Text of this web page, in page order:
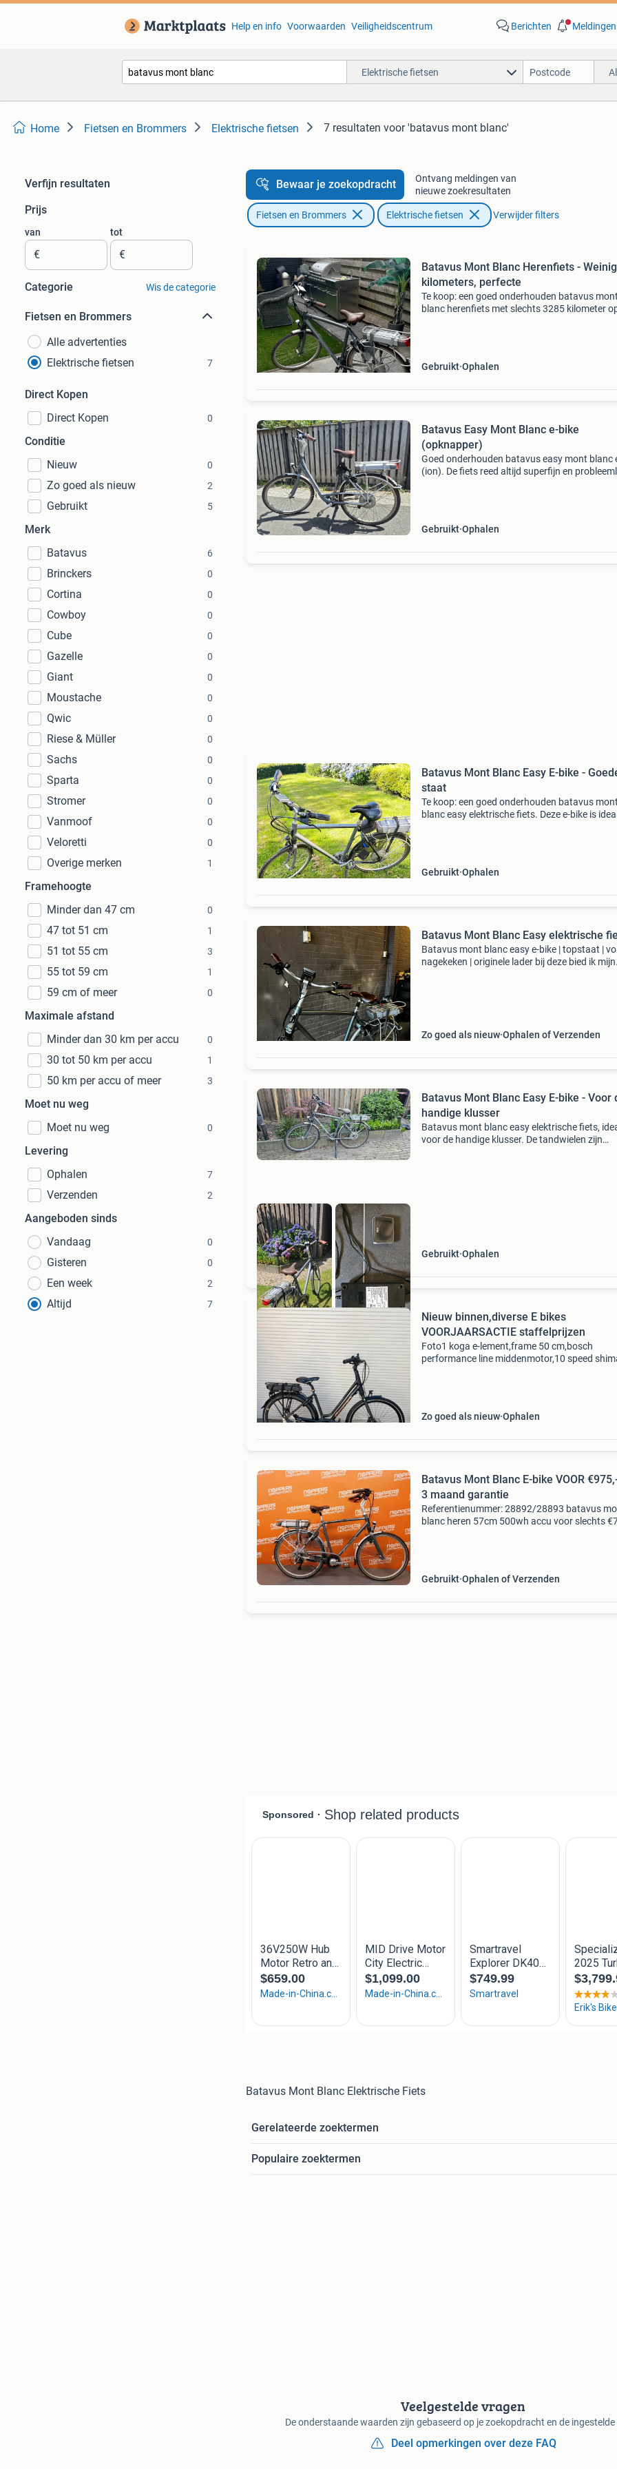
Help en info Voorwaarden Veiligheidscentrum Berichten Meldingen
Elektrische fietsen
Home Fietsen en Brommers Elektrische fietsen 7 resultaten voor 'batavus mont blanc'
Verfijn resultaten
Prijs
van
€
tot
€
Categorie Wis de categorie
Fietsen en Brommers
Alle advertenties
Elektrische fietsen
7
Direct Kopen
Direct Kopen
0
Conditie
Nieuw
0
Zo goed als nieuw 2
Gebruikt 5
Merk
Batavus
6
Brinckers 0
Cortina 0
Cowboy 0
Cube 0
Gazelle 0
Giant 0
Moustache 0
Qwic 0
Riese & Müller 0
Sachs 0
Sparta 0
Stromer 0
Vanmoof 0
Veloretti 0
Overige merken 1
Framehoogte
Minder dan 47 cm
0
47 tot 51 cm 1
51 tot 55 cm 3
55 tot 59 cm 1
59 cm of meer 0
Maximale afstand
Minder dan 30 km per accu
0
30 tot 50 km per accu 1
50 km per accu of meer 3
Moet nu weg
Moet nu weg
0
Levering
Ophalen
7
Verzenden 2
Aangeboden sinds
Vandaag
0
Gisteren 0
Een week 2
Altijd 7
Bewaar je zoekopdracht
Ontvang meldingen van
nieuwe zoekresultaten
Fietsen en Brommers Elektrische fietsen Verwijder filters
Batavus Mont Blanc Herenfiets - Weinig
kilometers, perfecte
Te koop: een goed onderhouden batavus
blanc herenfiets met slechts 3285 kilometer
Gebruikt Ophalen
Batavus Easy Mont Blanc e-bike
(opknapper)
Goed onderhouden batavus easy mont blanc
(ion). De fiets reed altijd superfijn en
Gebruikt Ophalen
Batavus Mont Blanc Easy E-bike -
staat
Te koop: een goed onderhouden batavus
blanc easy elektrische fiets. Deze e-bike is
Gebruikt Ophalen
Batavus Mont Blanc Easy elektrische
Batavus mont blanc easy e-bike | topstaat |
nagekeken | originele lader bij deze bied ik mijn
Zo goed als nieuw Ophalen of Verzenden
Batavus Mont Blanc Easy E-bike - Voor
handige klusser
Batavus mont blanc easy elektrische fiets,
voor de handige klusser. De tandwielen zijn
Gebruikt Ophalen
Nieuw binnen,diverse E bikes
VOORJAARSACTIE staffelprijzen
Foto1 koga e-lement,frame 50 cm,bosch
performance line middenmotor,10 speed
Zo goed als nieuw Ophalen
Batavus Mont Blanc E-bike VOOR €975,- incl
3 maand garantie
Referentienummer: 28892/28893 batavus
blanc heren 57cm 500wh accu voor slechts
Gebruikt Ophalen of Verzenden
Batavus Mont Blanc Elektrische Fiets
Gerelateerde zoektermen
Populaire zoektermen
Veelgestelde vragen
De onderstaande waarden zijn gebaseerd op je zoekopdracht en de
Deel opmerkingen over deze FAQ